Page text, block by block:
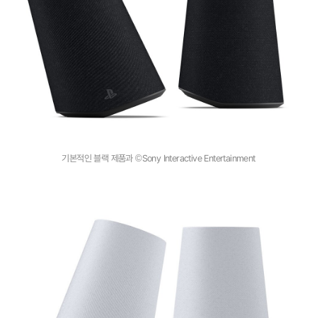
기본적인 블랙 제품과 ©Sony Interactive Entertainment